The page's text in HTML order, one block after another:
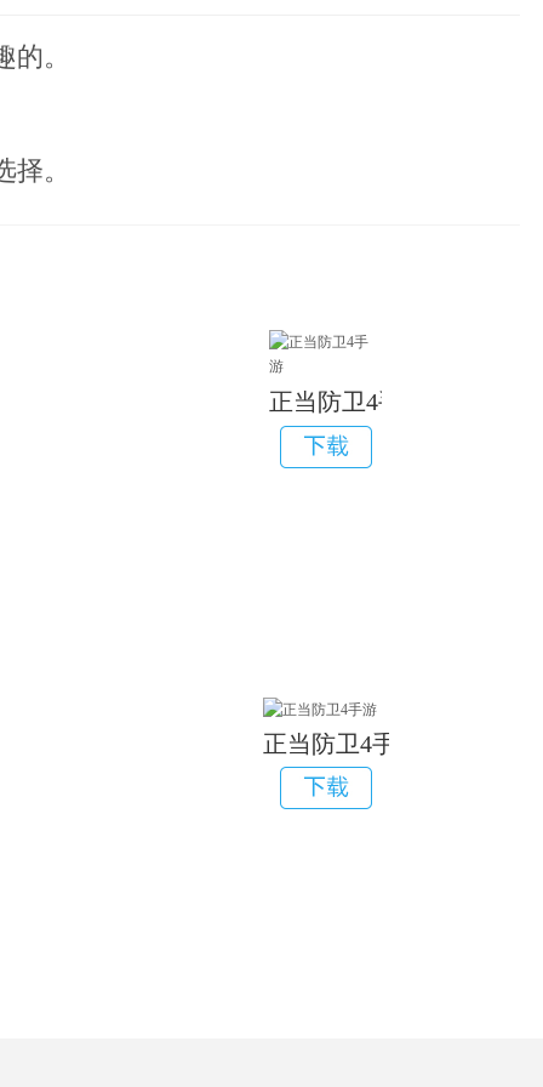
。
。
正当防卫4手游
正当防卫4手游